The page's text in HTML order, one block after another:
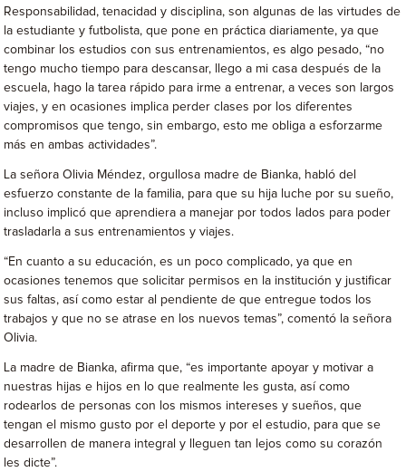
Responsabilidad, tenacidad y disciplina, son algunas de las virtudes de
la estudiante y futbolista, que pone en práctica diariamente, ya que
combinar los estudios con sus entrenamientos, es algo pesado, “no
tengo mucho tiempo para descansar, llego a mi casa después de la
escuela, hago la tarea rápido para irme a entrenar, a veces son largos
viajes, y en ocasiones implica perder clases por los diferentes
compromisos que tengo, sin embargo, esto me obliga a esforzarme
más en ambas actividades”.
La señora Olivia Méndez, orgullosa madre de Bianka, habló del
esfuerzo constante de la familia, para que su hija luche por su sueño,
incluso implicó que aprendiera a manejar por todos lados para poder
trasladarla a sus entrenamientos y viajes.
“En cuanto a su educación, es un poco complicado, ya que en
ocasiones tenemos que solicitar permisos en la institución y justificar
sus faltas, así como estar al pendiente de que entregue todos los
trabajos y que no se atrase en los nuevos temas”, comentó la señora
Olivia.
La madre de Bianka, afirma que, “es importante apoyar y motivar a
nuestras hijas e hijos en lo que realmente les gusta, así como
rodearlos de personas con los mismos intereses y sueños, que
tengan el mismo gusto por el deporte y por el estudio, para que se
desarrollen de manera integral y lleguen tan lejos como su corazón
les dicte”.